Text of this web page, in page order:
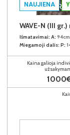
NAUJIENA
WAVE-N (III
Išmatavimai: A: 94cm
Miegamoji dalis: P:
Kaina galioja